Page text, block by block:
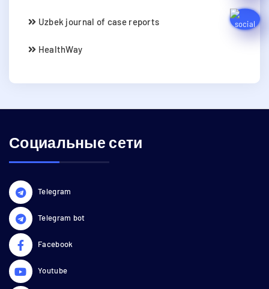
Uzbek journal of case reports
HealthWay
Социальные сети
Telegram
Telegram bot
Facebook
Youtube